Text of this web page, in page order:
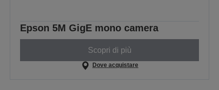
Epson 5M GigE mono camera
Scopri di più
Dove acquistare